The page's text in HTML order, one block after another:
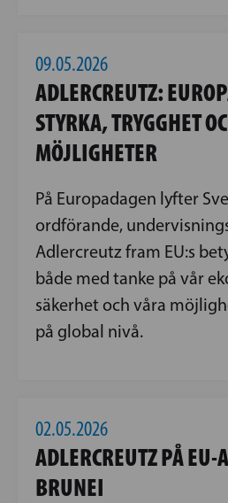
09.05.2026
ADLERCREUTZ:
STYRKA, TRYGGHET
MÖJLIGHETER
På Europadagen lyfter
ordförande,
Adlercreutz fram EU:s
både med tanke på vår
säkerhet och våra
på global nivå.
02.05.2026
ADLERCREUTZ PÅ EU-
BRUNEI